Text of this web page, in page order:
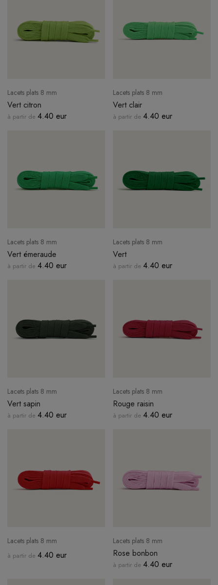
Lacets plats 8 mm
Vert citron
à partir de 4.40 eur
Lacets plats 8 mm
Vert clair
à partir de 4.40 eur
Lacets plats 8 mm
Vert émeraude
à partir de 4.40 eur
Lacets plats 8 mm
Vert
à partir de 4.40 eur
Lacets plats 8 mm
Vert sapin
à partir de 4.40 eur
Lacets plats 8 mm
Rouge raisin
à partir de 4.40 eur
Lacets plats 8 mm
à partir de 4.40 eur
Lacets plats 8 mm
Rose bonbon
à partir de 4.40 eur